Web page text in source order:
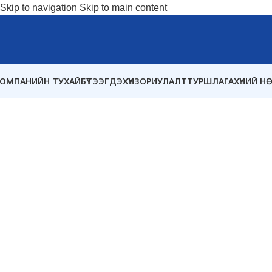
Skip to navigation Skip to main content
ТУХАЙБҮТЭЭГДЭХҮҮНЗОРИУЛАЛТТУРШЛАГАХҮНИЙ